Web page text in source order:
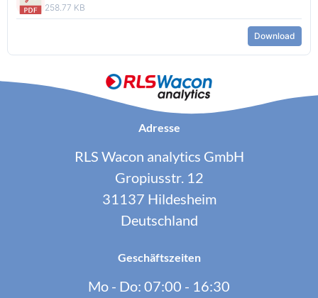
258.77 KB
Download
Adresse
RLS Wacon analytics GmbH
Gropiusstr. 12
31137 Hildesheim
Deutschland
Geschäftszeiten
Mo - Do: 07:00 - 16:30